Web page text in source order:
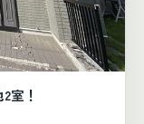
室！